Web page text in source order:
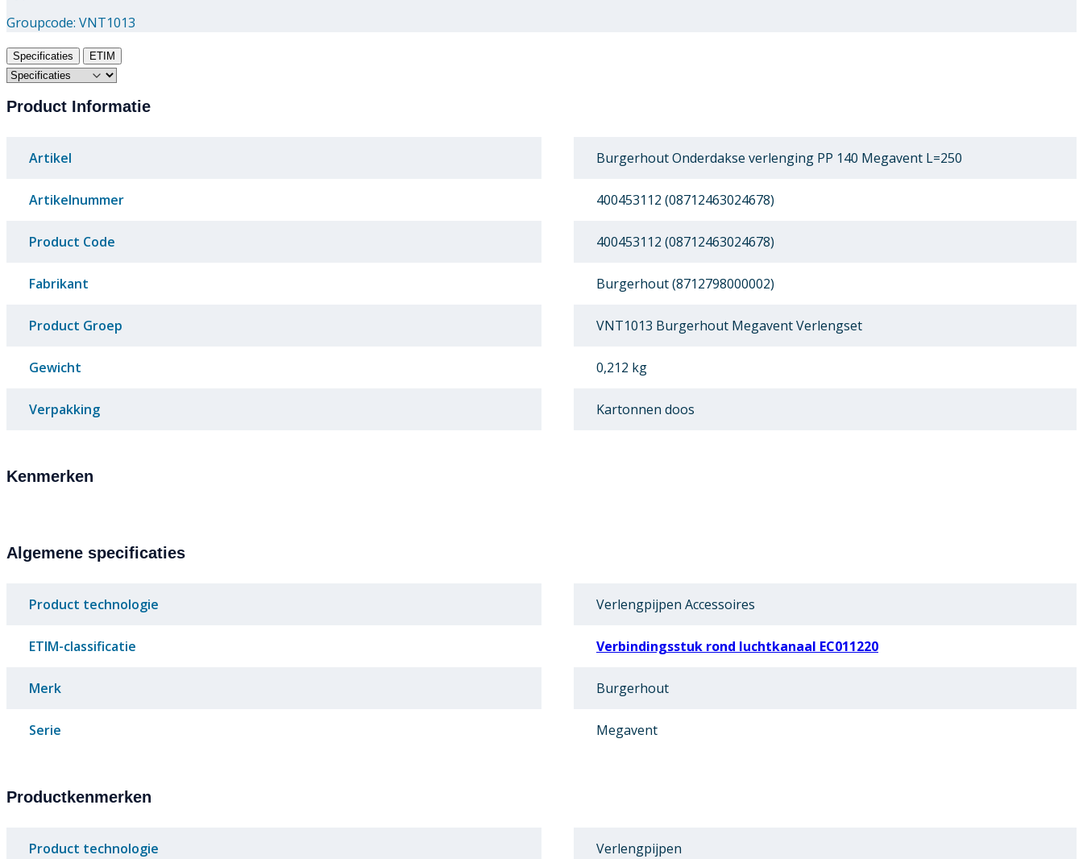
Groupcode: VNT1013
Specificaties ETIM
Product Informatie
Artikel Burgerhout Onderdakse verlenging PP 140 Megavent L=250
Artikelnummer 400453112 (08712463024678)
Product Code 400453112 (08712463024678)
Fabrikant Burgerhout (8712798000002)
Product Groep VNT1013 Burgerhout Megavent Verlengset
Gewicht 0,212 kg
Verpakking Kartonnen doos
Kenmerken
Algemene specificaties
Product technologie Verlengpijpen Accessoires
ETIM-classificatie Verbindingsstuk rond luchtkanaal EC011220
Merk Burgerhout
Serie Megavent
Productkenmerken
Product technologie Verlengpijpen